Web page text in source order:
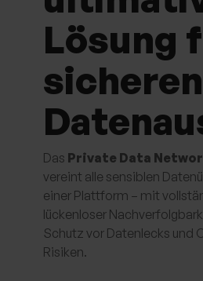
Lösung
sicheren
Das Private Data
vereint alle sensiblen
einer Plattform – mit
lückenloser
Schutz vor Datenlecks und
Risiken.